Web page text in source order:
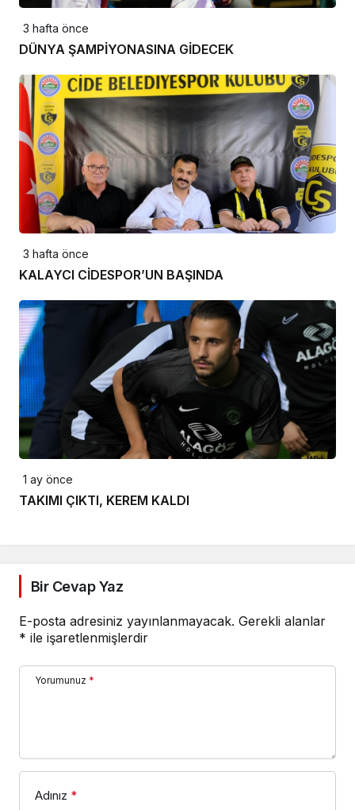
3 hafta önce
DÜNYA ŞAMPİYONASINA GİDECEK
3 hafta önce
KALAYCI CİDESPOR’UN BAŞINDA
1 ay önce
TAKIMI ÇIKTI, KEREM KALDI
Bir Cevap Yaz
E-posta adresiniz yayınlanmayacak. Gerekli alanlar
* ile işaretlenmişlerdir
Yorumunuz *
Adınız *